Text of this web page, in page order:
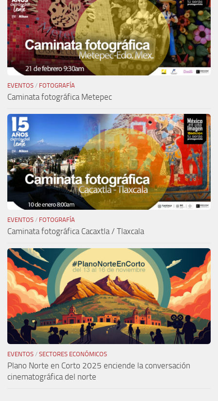
EVENTOS / FOTOGRAFÍA
Caminata fotográfica Metepec
EVENTOS / FOTOGRAFÍA
Caminata fotográfica Cacaxtla / Tlaxcala
EVENTOS / SECTORES ECONÓMICOS
Plano Norte en Corto 2025 enciende la conversación
cinematográfica del norte